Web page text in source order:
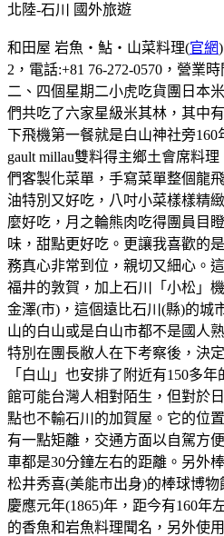
北陸-石川
國外旅遊
和田屋 岩魚・鮎・山菜料理(官網
2，電話:+81 76-272-0570，營業
二、四個星期二小虎吃貨團日本
們共吃了六家星級米其林，其中
下飛機第一餐就是白山神社旁160
gault millau雙料得主鄉土會席料
們客製化菜單，手寫菜單整個龍
油特別又好吃，八吋小菜樣樣精
麼好吃，月之輪熊肉吃得團員目
味，甜點更好吃。更讓我喜歡的
務真心非常到位，親切又細心。
福井的敦賀，加上石川「小松」
金澤(市)，這個遠比石川(縣)的城
山的白山或是白山市都不是國人
特別在團長敝人在下考察後，決
「白山」也安排了附近有150多
館可能台灣人相對陌生，但對於
點也不輸石川的加賀屋。它的位
有一點矩離，交通方面以自駕方
車都是30分鐘左右的距離。另外
松井秀喜(美能市出身)的棒球博
慶應元年(1865)年，距今有160年
的香魚和岩魚料理聞名，另外使